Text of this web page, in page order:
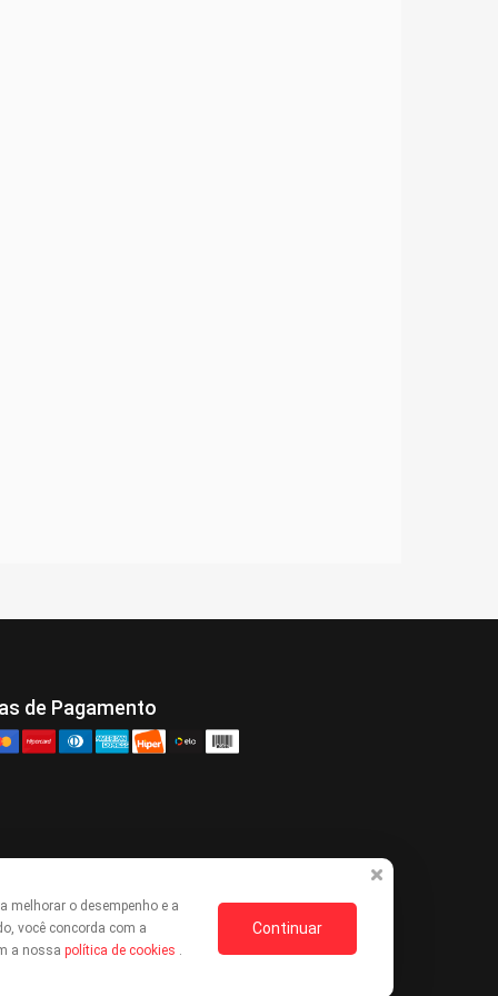
de Pagamento
melhorar o desempenho e a
você concorda com a
a nossa política de cookies .
Continuar